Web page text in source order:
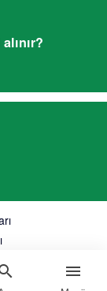
menu